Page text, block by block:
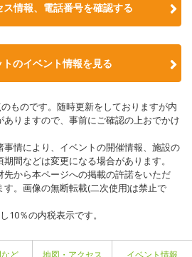
情報、電話番号を確認する
のイベント情報を見る
ものです。随時更新をしておりますが内
りますので、事前にご確認の上おでかけ
情により、イベントの開催情報、施設の
間などは変更になる場合があります。
から本ページへの掲載の許諾をいただ
。画像の無断転載(二次使用)は禁止で
10％の内税表示です。
ど 地図・アクセス イベント情報